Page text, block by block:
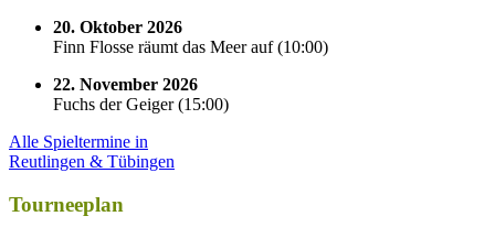
20. Oktober 2026
Finn Flosse räumt das Meer auf(10:00)
22. November 2026
Fuchs der Geiger(15:00)
Alle Spieltermine in
Reutlingen & Tübingen
Tourneeplan